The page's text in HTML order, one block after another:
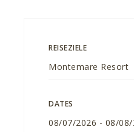
REISEZIELE
DATES
08/07/2026 - 08/08/